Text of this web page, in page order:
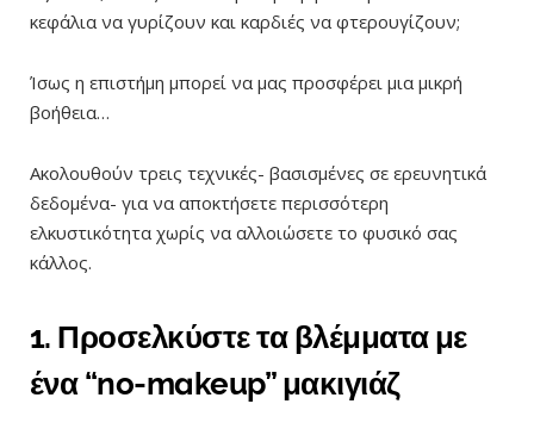
κεφάλια να γυρίζουν και καρδιές να φτερουγίζουν;
Ίσως η επιστήμη μπορεί να μας προσφέρει μια μικρή
βοήθεια…
Ακολουθούν τρεις τεχνικές- βασισμένες σε ερευνητικά
δεδομένα- για να αποκτήσετε περισσότερη
ελκυστικότητα χωρίς να αλλοιώσετε το φυσικό σας
κάλλος.
1. Προσελκύστε τα βλέμματα με
ένα “no-makeup” μακιγιάζ